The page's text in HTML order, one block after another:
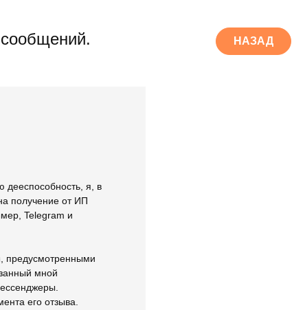
НАЗАД
дееспособность, я, в
получение от ИП
Telegram и
предусмотренными
мной
его отзыва.